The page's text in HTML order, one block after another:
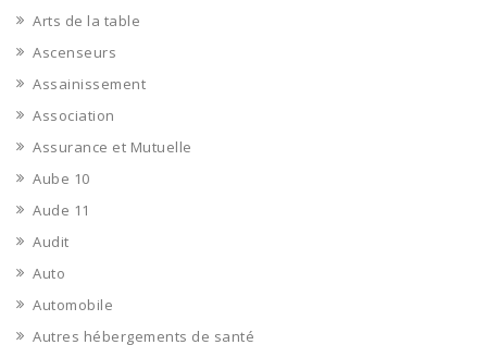
Arts de la table
Ascenseurs
Assainissement
Association
Assurance et Mutuelle
Aube 10
Aude 11
Audit
Auto
Automobile
Autres hébergements de santé